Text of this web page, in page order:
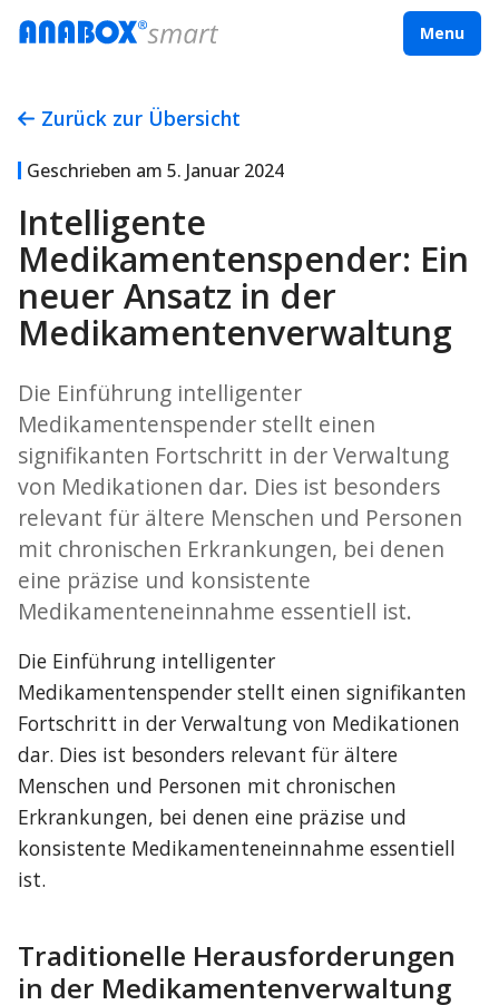
Menu
Zurück zur Übersicht
Geschrieben am 5. Januar 2024
Intelligente
Medikamentenspender: Ein
neuer Ansatz in der
Medikamentenverwaltung
Die Einführung intelligenter
Medikamentenspender stellt einen
signifikanten Fortschritt in der Verwaltung
von Medikationen dar. Dies ist besonders
relevant für ältere Menschen und Personen
mit chronischen Erkrankungen, bei denen
eine präzise und konsistente
Medikamenteneinnahme essentiell ist.
Die Einführung intelligenter
Medikamentenspender stellt einen signifikanten
Fortschritt in der Verwaltung von Medikationen
dar. Dies ist besonders relevant für ältere
Menschen und Personen mit chronischen
Erkrankungen, bei denen eine präzise und
konsistente Medikamenteneinnahme essentiell
ist.
Traditionelle Herausforderungen
in der Medikamentenverwaltung